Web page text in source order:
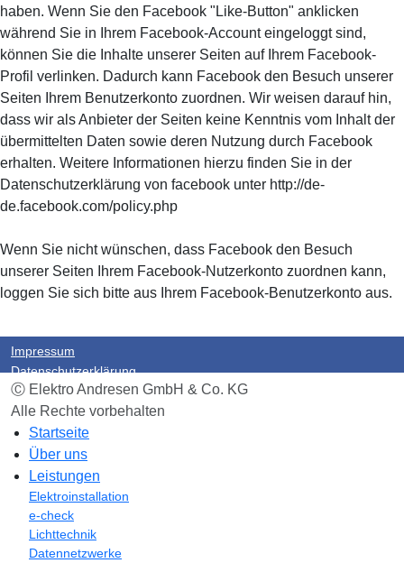
haben. Wenn Sie den Facebook "Like-Button" anklicken
während Sie in Ihrem Facebook-Account eingeloggt sind,
können Sie die Inhalte unserer Seiten auf Ihrem Facebook-
Profil verlinken. Dadurch kann Facebook den Besuch unserer
Seiten Ihrem Benutzerkonto zuordnen. Wir weisen darauf hin,
dass wir als Anbieter der Seiten keine Kenntnis vom Inhalt der
übermittelten Daten sowie deren Nutzung durch Facebook
erhalten. Weitere Informationen hierzu finden Sie in der
Datenschutzerklärung von facebook unter http://de-
de.facebook.com/policy.php
Wenn Sie nicht wünschen, dass Facebook den Besuch
unserer Seiten Ihrem Facebook-Nutzerkonto zuordnen kann,
loggen Sie sich bitte aus Ihrem Facebook-Benutzerkonto aus.
Impressum
Datenschutzerklärung
Ⓒ Elektro Andresen GmbH & Co. KG
Alle Rechte vorbehalten
Startseite
Über uns
Leistungen
Elektroinstallation
e-check
Lichttechnik
Datennetzwerke